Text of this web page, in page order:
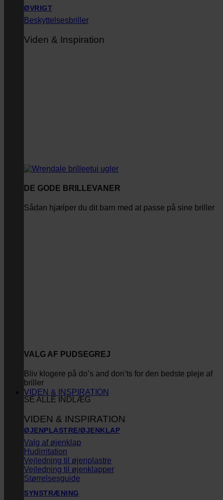
ØVRIGT
Beskyttelsesbriller
Viden & Inspiration
DE GODE BRILLEVANER
Sådan hjælper du dit barn med at passe på sine briller
VALG AF PUDSEGREJ
Bliv klogere på do’s and don’ts for den bedste pleje af
briller
SE ALLE INDLÆG
VIDEN & INSPIRATION
VIDEN & INSPIRATION
ØJENPLASTRE/ØJENKLAP
Valg af øjenklap
Hudirritation
Vejledning til øjenplastre
Vejledning til øjenklapper
Størrelsesguide
SYNSTRÆNING